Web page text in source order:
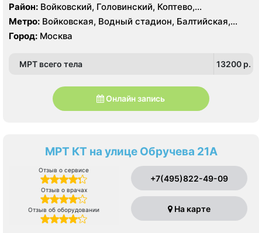
Район: Войковский, Головинский, Коптево,
Левобережный, Ховрино
Метро: Войковская, Водный стадион, Балтийская,
Коптево, Лихоборы, Речной вокзал, Стрешнево,
Беломорская, Ховрино
Город: Москва
МРТ всего тела 13200 p.
Онлайн запись
МРТ КТ на улице Обручева 21А
Отзыв о сервисе
Отзыв о врачах
Отзыв об оборудовании
+7(495)822-49-09
На карте